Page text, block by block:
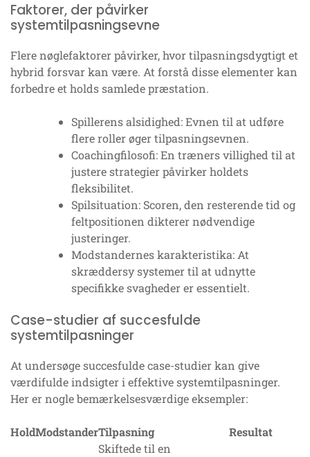
Faktorer, der påvirker
systemtilpasningsevne
Flere nøglefaktorer påvirker, hvor tilpasningsdygtigt et
hybrid forsvar kan være. At forstå disse elementer kan
forbedre et holds samlede præstation.
Spillerens alsidighed: Evnen til at udføre
flere roller øger tilpasningsevnen.
Coachingfilosofi: En træners villighed til at
justere strategier påvirker holdets
fleksibilitet.
Spilsituation: Scoren, den resterende tid og
feltpositionen dikterer nødvendige
justeringer.
Modstandernes karakteristika: At
skræddersy systemer til at udnytte
specifikke svagheder er essentielt.
Case-studier af succesfulde
systemtilpasninger
At undersøge succesfulde case-studier kan give
værdifulde indsigter i effektive systemtilpasninger.
Her er nogle bemærkelsesværdige eksempler:
HoldModstanderTilpasning Resultat
Skiftede til en